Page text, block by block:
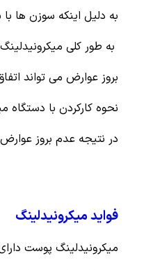
به دلیل اینکه سوزن ها
به طور کلی
بروز عوارض می تواند
نحوه کارکردن با دستگاه
در نتیجه عدم بروز
فواید میکرونیدلینگ
میکرونیدلينگ پوست